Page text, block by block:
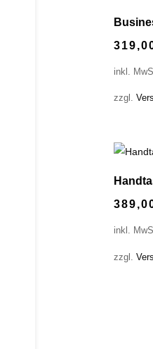
inkl.
zzgl.
inkl.
zzgl.